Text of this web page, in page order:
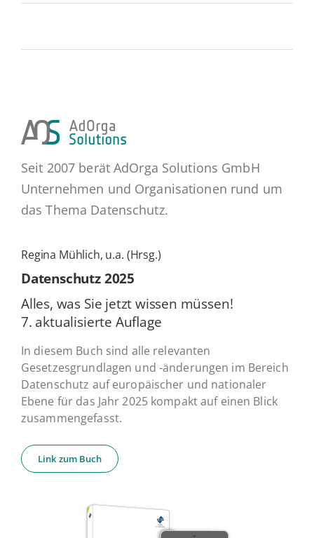
Seit 2007 berät AdOrga Solutions GmbH
Unternehmen und Organisationen rund um
das Thema Datenschutz.
Regina Mühlich, u.a. (Hrsg.)
Daten­schutz 2025
Alles, was Sie jetzt wissen müssen!
7. ak­tua­li­sier­te Auflage
In diesem Buch sind alle relevanten
Gesetzesgrundlagen und -änderungen im Bereich
Datenschutz auf europäischer und nationaler
Ebene für das Jahr 2025 kompakt auf einen Blick
zusammengefasst.
Link zum Buch